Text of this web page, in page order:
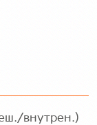
внутрен.)